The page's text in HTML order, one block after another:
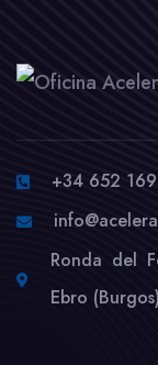
+34 652
Ronda del
Ebro (Burgos)